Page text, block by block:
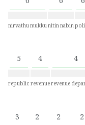
nirvathu mukkunitin nabin
5
republic
4
revenue
4
revenue
3 2 2 2